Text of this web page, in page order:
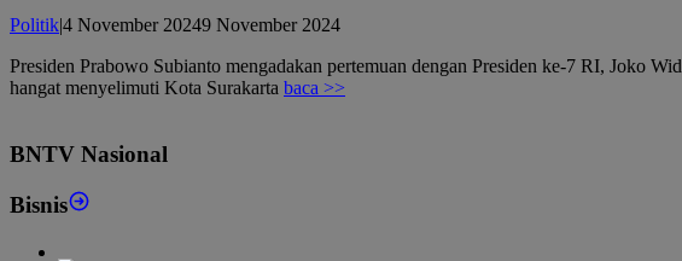
Politik|4 November 20249 November 2024oleh
Presiden Prabowo Subianto mengadakan pertemuan dengan Presiden ke-7 RI, Joko
hangat menyelimuti Kota Surakarta baca >>
BNTV Nasional
Bisnis